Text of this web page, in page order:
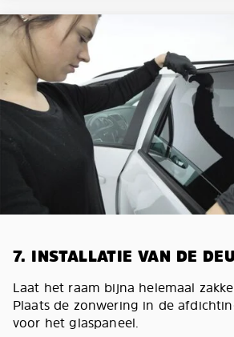
7. INSTALLATIE VAN DE
Laat het raam bijna helemaal
Plaats de zonwering in de
voor het glaspaneel.